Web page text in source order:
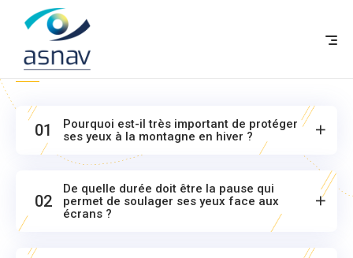
Nos réponses
à vos questions !
01
Pourquoi est-il très important de protéger
ses yeux à la montagne en hiver ?
02
De quelle durée doit être la pause qui
permet de soulager ses yeux face aux
écrans ?